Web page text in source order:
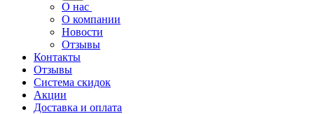
О нас
О компании
Новости
Отзывы
Контакты
Отзывы
Система скидок
Акции
Доставка и оплата